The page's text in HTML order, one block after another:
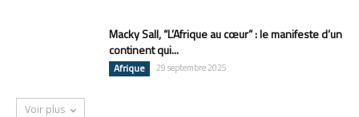
Macky Sall, “L’Afrique au cœur” : le manifeste d’un
continent qui...
Afrique 29 septembre 2025
Voir plus